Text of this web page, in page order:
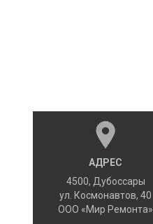
АДРЕС
4500, Дубоссары
ул. Космонавтов, 40
ООО «Мир Ремонта»